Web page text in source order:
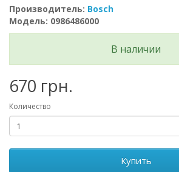
Производитель: Bosch
Модель: 0986486000
В наличии
670 грн.
Количество
Купить